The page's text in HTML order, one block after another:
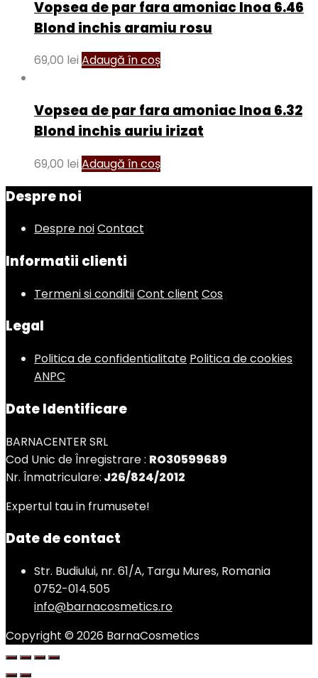
Vopsea de par fara amoniac Inoa 6.46
Blond inchis aramiu rosu
69,00 lei Adaugă în coș
Vopsea de par fara amoniac Inoa 6.32
Blond inchis auriu irizat
69,00 lei Adaugă în coș
Despre noi
Despre noiContact
Informatii clienti
Termeni si conditiiCont client Cos
Legal
Politica de confidentialitate Politica de cookies
ANPC
Date Identificare
BARNACENTER SRL
Cod Unic de Înregistrare : RO30599689
Nr. Înmatriculare: J26/824/2012
Expertul tau in frumusete!
Date de contact
Str. Budiului, nr. 61/A, Targu Mures, Romania
0752-014.505
info@barnacosmetics.ro
Copyright © 2026 BarnaCosmetics